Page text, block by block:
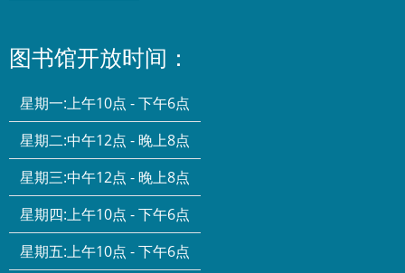
图书馆开放时间：
星期一:上午10点 - 下午6点
星期二:中午12点 - 晚上8点
星期三:中午12点 - 晚上8点
星期四:上午10点 - 下午6点
星期五:上午10点 - 下午6点